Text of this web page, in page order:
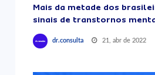
Mais da metade dos
sinais de transtornos
dr.consulta 21, abr de 2022